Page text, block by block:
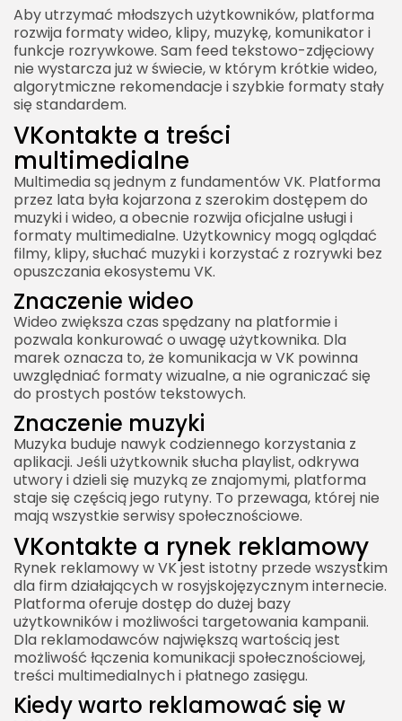
Aby utrzymać młodszych użytkowników, platforma
rozwija formaty wideo, klipy, muzykę, komunikator i
funkcje rozrywkowe. Sam feed tekstowo-zdjęciowy
nie wystarcza już w świecie, w którym krótkie wideo,
algorytmiczne rekomendacje i szybkie formaty stały
się standardem.
VKontakte a treści
multimedialne
Multimedia są jednym z fundamentów VK. Platforma
przez lata była kojarzona z szerokim dostępem do
muzyki i wideo, a obecnie rozwija oficjalne usługi i
formaty multimedialne. Użytkownicy mogą oglądać
filmy, klipy, słuchać muzyki i korzystać z rozrywki bez
opuszczania ekosystemu VK.
Znaczenie wideo
Wideo zwiększa czas spędzany na platformie i
pozwala konkurować o uwagę użytkownika. Dla
marek oznacza to, że komunikacja w VK powinna
uwzględniać formaty wizualne, a nie ograniczać się
do prostych postów tekstowych.
Znaczenie muzyki
Muzyka buduje nawyk codziennego korzystania z
aplikacji. Jeśli użytkownik słucha playlist, odkrywa
utwory i dzieli się muzyką ze znajomymi, platforma
staje się częścią jego rutyny. To przewaga, której nie
mają wszystkie serwisy społecznościowe.
VKontakte a rynek reklamowy
Rynek reklamowy w VK jest istotny przede wszystkim
dla firm działających w rosyjskojęzycznym internecie.
Platforma oferuje dostęp do dużej bazy
użytkowników i możliwości targetowania kampanii.
Dla reklamodawców największą wartością jest
możliwość łączenia komunikacji społecznościowej,
treści multimedialnych i płatnego zasięgu.
Kiedy warto reklamować się w